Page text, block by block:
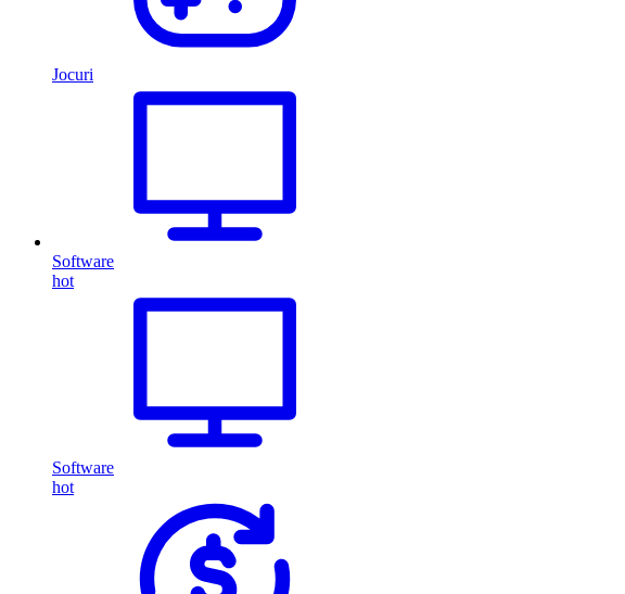
Jocuri
Software
hot
Software
hot